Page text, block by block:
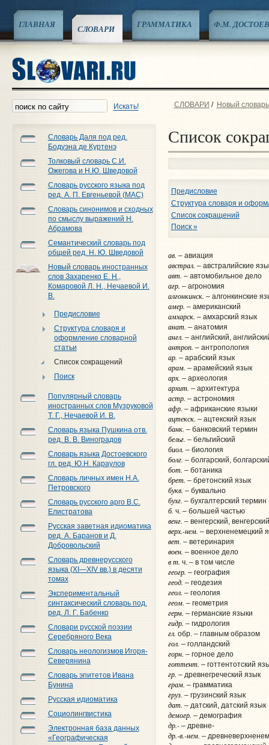
ГЛАВНАЯ СЛОВАРИ ГРАММАТИКА Ф.М.
Искать!
Словарь Даля под ред.
Бодуэна де Куртенэ
Толковый словарь С.И.
Ожегова и Н.Ю. Шведовой
Словарь русского языка под
ред. А. П. Евгеньевой (МАС)
Словарь синонимов и сходных
по смыслу выражений Н.
Абрамова
Семантический словарь под
общей ред. Н. Ю. Шведовой
Новый словарь иностранных
слов Захаренко Е. Н.,
Комаровой Л. Н., Нечаевой И.
В.
Предисловие
Структура словаря и
оформление словарной
статьи
Список сокращений
Поиск
Популярный словарь
иностранных слов Музруковой
Т. Г., Нечаевой И. В.
Словарь языка Пушкина отв.
ред. В. В. Виноградов
Словарь языка Достоевского
гл. ред. Ю.Н. Караулов
Словарь личных имен Н.А.
Петровского
Словарь русского арго В.С.
Елистратова
Русская заветная идиоматика
ред. А. Баранов и Д.
Добровольский
Словарь древнерусского
языка (XI—XIV вв.) в десяти
томах
Экспериментальный
синтаксический словарь под.
ред. Л. Г. Бабенко
Словари русской поэзии
Серебряного Века
Словарь неологизмов Игоря-
Северянина
Словарь эпитетов Ивана
Бунина
Русская идиоматика
Социолингвистика
Электронная база данных
«Географическая
СЛОВАРИ / Новый
Список
Предисловие
Структура словаря и
Список сокращений
Поиск »
ав. – авиация
австрал. – австралийские
авт. – автомобильное дело
агр. – агрономия
алгонкинск. – алгонкинские
амер. – американский
амхарск. – амхарский язык
анат. – анатомия
англ. – английский,
антроп. – антропология
ар. – арабский язык
арам. – арамейский язык
арх. – археология
архит. – архитектура
астр. – астрономия
афр. – африканские языки
ацтекск. – ацтекский язык
банк. – банковский термин
бельг. – бельгийский
биол. – биология
болг. – болгарский,
бот. – ботаника
брет. – бретонский язык
букв. – буквально
бухг. – бухгалтерский термин
б. ч. – большей частью
венг. – венгерский,
верх.-нем. – верхненемецкий
вет. – ветеринария
воен. – военное дело
в т. ч. – в том числе
геогр. – география
геод. – геодезия
геол. – геология
геом. – геометрия
герм. – германские языки
гидр. – гидрология
гл. обр. – главным образом
гол. – голландский
горн. – горное дело
готтент. – готтентотский
гр. – древнегреческий язык
грам. – грамматика
груз. – грузинский язык
дат. – датский, датский язык
демогр. – демография
др.- – древне-
др.-в.-нем. –